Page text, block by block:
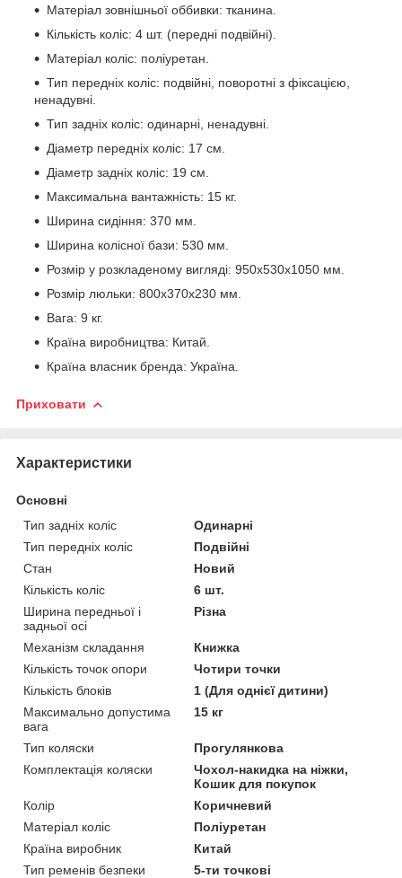
Матеріал зовнішньої оббивки: тканина.
Кількість коліс: 4 шт. (передні подвійні).
Матеріал коліс: поліуретан.
Тип передніх коліс: подвійні, поворотні з фіксацією,
ненадувні.
Тип задніх коліс: одинарні, ненадувні.
Діаметр передніх коліс: 17 см.
Діаметр задніх коліс: 19 см.
Максимальна вантажність: 15 кг.
Ширина сидіння: 370 мм.
Ширина колісної бази: 530 мм.
Розмір у розкладеному вигляді: 950x530x1050 мм.
Розмір люльки: 800x370х230 мм.
Вага: 9 кг.
Країна виробництва: Китай.
Країна власник бренда: Україна.
Приховати
Характеристики
Основні
Тип задніх коліс
Одинарні
Тип передніх коліс
Подвійні
Стан
Новий
Кількість коліс
6 шт.
Ширина передньої і
задньої осі
Різна
Механізм складання
Книжка
Кількість точок опори
Чотири точки
Кількість блоків
1 (Для однієї дитини)
Максимально допустима
вага
15 кг
Тип коляски
Прогулянкова
Комплектація коляски
Чохол-накидка на ніжки,
Кошик для покупок
Колір
Коричневий
Матеріал коліс
Поліуретан
Країна виробник
Китай
Тип ременів безпеки
5-ти точкові